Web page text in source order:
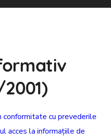
cu prevederile
acces la informațiile de